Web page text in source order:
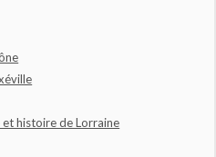
histoire de Lorraine